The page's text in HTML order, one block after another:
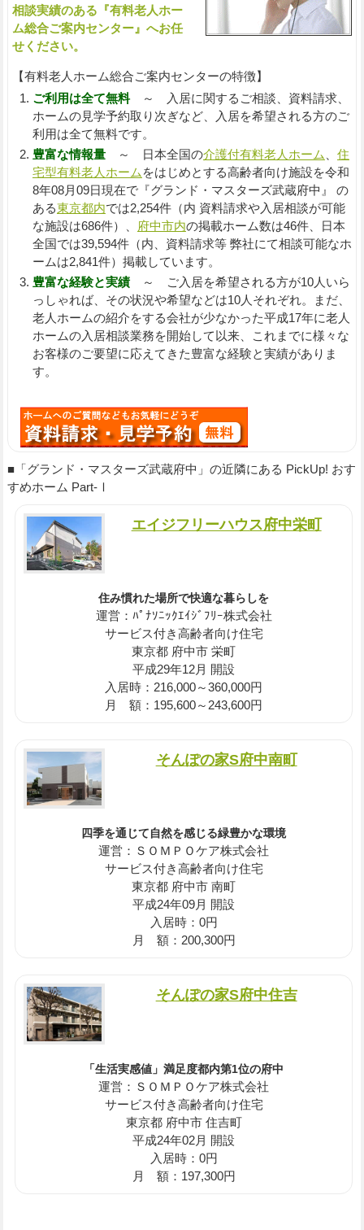
相談実績のある『有料老人ホー
ム総合ご案内センター』へお任
せください。
【有料老人ホーム総合ご案内センターの特徴】
ご利用は全て無料～ 入居に関するご相談、資料請求、
ホームの見学予約取り次ぎなど、入居を希望される方のご
利用は全て無料です。
豊富な情報量～ 日本全国の介護付有料老人ホーム
住
宅型有料老人ホーム をはじめとする高齢者向け施設を令和
8年08月09日現在で『グランド・マスターズ武蔵府中』 の
ある東京都内では2,254件（内 資料請求や入居相談が可能
な施設は686件）、 府中市内の掲載ホーム数は46件、日本
全国では39,594件（内、資料請求等 弊社にて相談可能なホ
ームは2,841件）掲載しています。
豊富な経験と実績～ ご入居を希望される方が10人いら
っしゃれば、その状況や希望などは10人それぞれ。まだ、
老人ホームの紹介をする会社が少なかった平成17年に老人
ホームの入居相談業務を開始して以来、これまでに様々な
お客様のご要望に応えてきた豊富な経験と実績がありま
す。
■「グランド・マスターズ武蔵府中」の近隣にある PickUp! おす
すめホーム Part-Ⅰ
エイジフリーハウス府中栄町
住み慣れた場所で快適な暮らしを
運営：ﾊﾟﾅｿﾆｯｸｴｲｼﾞﾌﾘｰ株式会社
サービス付き高齢者向け住宅
東京都 府中市 栄町
平成29年12月 開設
入居時：216,000～360,000円
月 額：195,600～243,600円
そんぽの家S府中南町
四季を通じて自然を感じる緑豊かな環境
運営：ＳＯＭＰＯケア株式会社
サービス付き高齢者向け住宅
東京都 府中市 南町
平成24年09月 開設
入居時：0円
月 額：200,300円
そんぽの家S府中住吉
「生活実感値」満足度都内第1位の府中
運営：ＳＯＭＰＯケア株式会社
サービス付き高齢者向け住宅
東京都 府中市 住吉町
平成24年02月 開設
入居時：0円
月 額：197,300円